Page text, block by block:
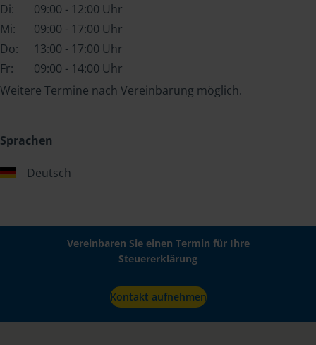
Di:
09:00 - 12:00 Uhr
Mi:
09:00 - 17:00 Uhr
Do:
13:00 - 17:00 Uhr
Fr:
09:00 - 14:00 Uhr
Weitere Termine nach Vereinbarung möglich.
Sprachen
Deutsch
Vereinbaren Sie einen Termin für Ihre
Steuererklärung
Kontakt aufnehmen